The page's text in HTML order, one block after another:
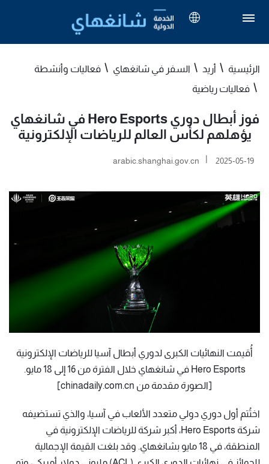
الرئيسية أريد السفر في شانغهاي
فعاليات وأنشطة
فعاليات رياضية
فوز أبطال دوري Hero Esports في شانغهاي
يؤهلهم لكأس العالم للرياضات الإلكترونية
arabic.shanghai.gov.cn 2025-05-19
أُقيمت النهائيات الكبرى لدوري أبطال آسيا للرياضات الإلكترونية
Hero Esports في شانغهاي خلال الفترة من 16 إلى 18 مايو.
[الصورة مقدمة من chinadaily.com.cn]
اختُتم أول دوري دولي متعدد الألعاب في آسيا، والذي تستضيفه
شركة Hero Esports، أكبر شركة للرياضات الإلكترونية في
المنطقة، في 18 مايو بشانغهاي. وقد بلغت القيمة الإجمالية